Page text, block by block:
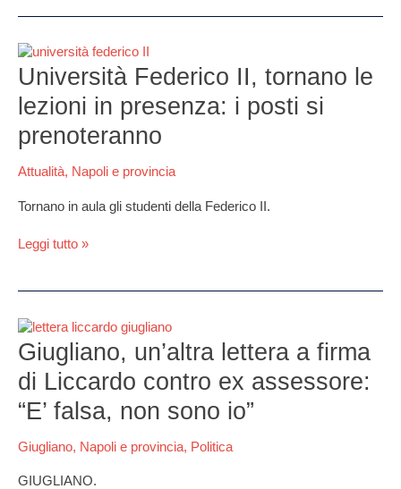
pagina
di
storia”
Università Federico II, tornano le
lezioni in presenza: i posti si
prenoteranno
Attualità, Napoli e provincia
Tornano in aula gli studenti della Federico II.
Università
Federico
II,
tornano
lezioni
in
presenza:
i
siLeggi tutto »
Giugliano, un’altra lettera a firma
di Liccardo contro ex assessore:
“E’ falsa, non sono io”
Giugliano, Napoli e provincia, Politica
GIUGLIANO.
Giugliano,
un’altra
lettera
a
firma
Liccardo
contro
ex